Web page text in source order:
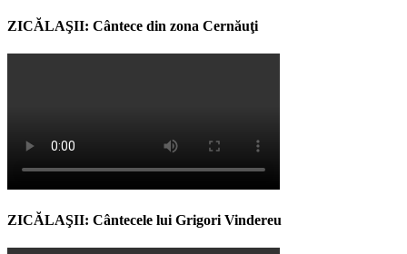
ZICĂLAŞII: Cântece din zona Cernăuţi
ZICĂLAŞII: Cântecele lui Grigori Vindereu